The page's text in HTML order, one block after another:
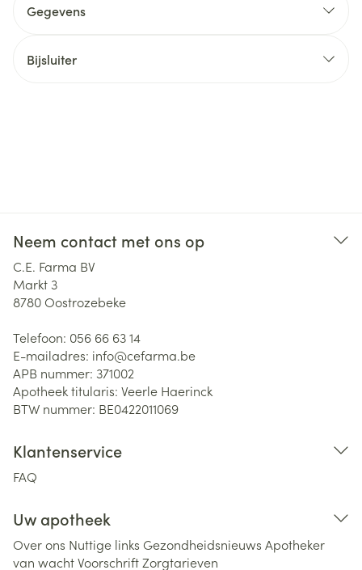
Gegevens
Bijsluiter
Neem contact met ons op
C.E. Farma BV
Markt 3
8780Oostrozebeke
Telefoon: 056 66 63 14
E-mailadres: info@cefarma.be
APB nummer: 371002
Apotheek titularis: Veerle Haerinck
BTW nummer: BE0422011069
Klantenservice
FAQ
Uw apotheek
Over ons Nuttige links Gezondheidsnieuws Apotheker
van wachtVoorschriftZorgtarieven